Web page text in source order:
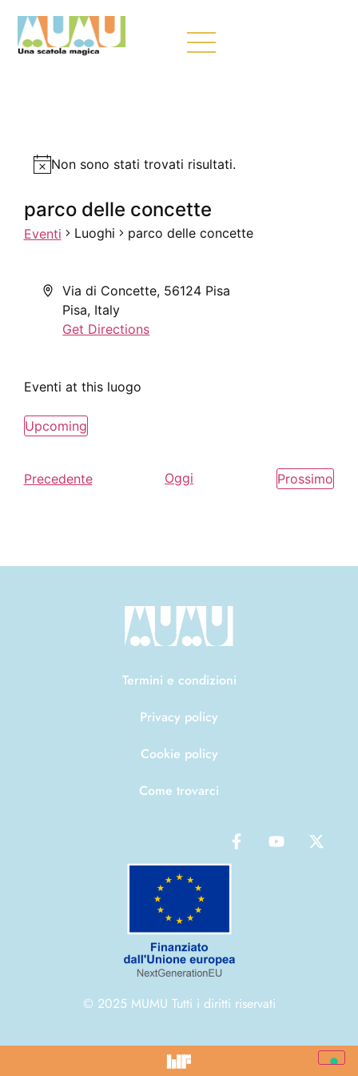
Non sono stati trovati risultati.
parco delle concette
Eventi Luoghi parco delle concette
Via di Concette, 56124 Pisa
Pisa, Italy
Get Directions
Eventi at this luogo
Upcoming
PrecedenteEventi Oggi Prossimo
Termini e condizioni
Privacy policy
Cookie policy
Come trovarci
© 2025 MUMU Tutti i diritti riservati